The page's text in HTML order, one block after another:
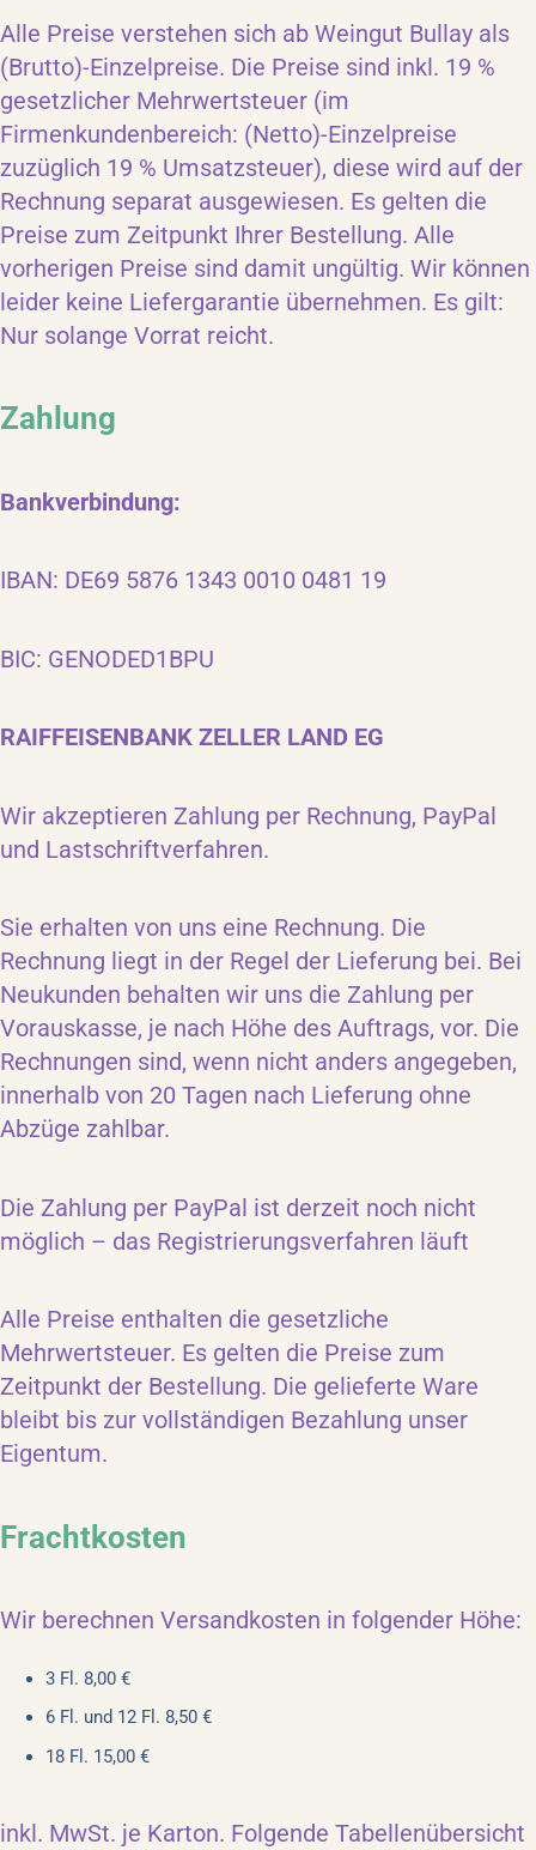
Alle Preise verstehen sich ab Weingut Bullay als
(Brutto)-Einzelpreise. Die Preise sind inkl. 19 %
gesetzlicher Mehrwertsteuer (im
Firmenkundenbereich: (Netto)-Einzelpreise
zuzüglich 19 % Umsatzsteuer), diese wird auf der
Rechnung separat ausgewiesen. Es gelten die
Preise zum Zeitpunkt Ihrer Bestellung. Alle
vorherigen Preise sind damit ungültig. Wir können
leider keine Liefergarantie übernehmen. Es gilt:
Nur solange Vorrat reicht.
Zahlung
Bankverbindung:
IBAN: DE69 5876 1343 0010 0481 19
BIC: GENODED1BPU
RAIFFEISENBANK ZELLER LAND EG
Wir akzeptieren Zahlung per Rechnung, PayPal
und Lastschriftverfahren.
Sie erhalten von uns eine Rechnung. Die
Rechnung liegt in der Regel der Lieferung bei. Bei
Neukunden behalten wir uns die Zahlung per
Vorauskasse, je nach Höhe des Auftrags, vor. Die
Rechnungen sind, wenn nicht anders angegeben,
innerhalb von 20 Tagen nach Lieferung ohne
Abzüge zahlbar.
Die Zahlung per PayPal ist derzeit noch nicht
möglich – das Registrierungsverfahren läuft
Alle Preise enthalten die gesetzliche
Mehrwertsteuer. Es gelten die Preise zum
Zeitpunkt der Bestellung. Die gelieferte Ware
bleibt bis zur vollständigen Bezahlung unser
Eigentum.
Frachtkosten
Wir berechnen Versandkosten in folgender Höhe:
3 Fl. 8,00 €
6 Fl. und 12 Fl. 8,50 €
18 Fl. 15,00 €
inkl. MwSt. je Karton. Folgende Tabellenübersicht